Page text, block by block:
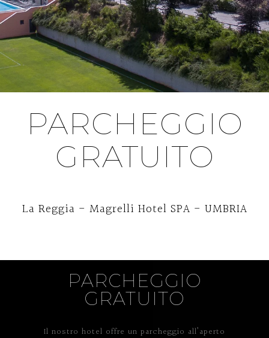
PARCHEGGIO
GRATUITO
La Reggia - Magrelli Hotel SPA - UMBRIA
PARCHEGGIO
GRATUITO
Il nostro hotel offre un parcheggio all’aperto